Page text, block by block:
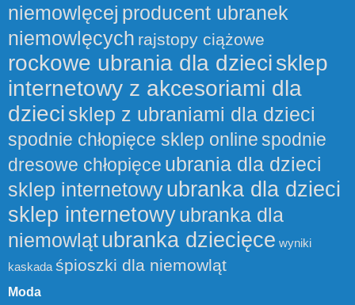
niemowlęcej producent ubranek
niemowlęcych rajstopy ciążowe
rockowe ubrania dla dziecisklep
internetowy z akcesoriami dla
dzieci sklep z ubraniami dla dzieci
spodnie chłopięce sklep onlinespodnie
dresowe chłopięce ubrania dla dzieci
sklep internetowyubranka dla dzieci
sklep internetowyubranka dla
niemowlątubranka dziecięce wyniki
kaskada śpioszki dla niemowląt
Moda